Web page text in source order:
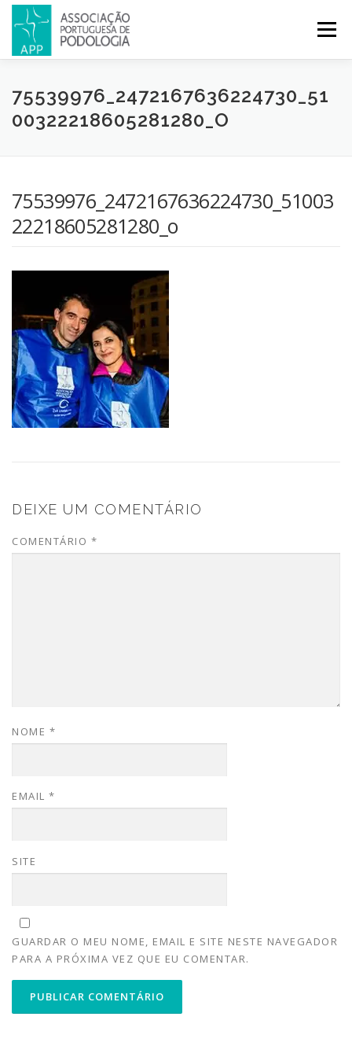
Menu
APP PODOLOGIA LICENCIATURA EM PODOLOGIA
CONGRESSOS REVISTA CONTACTOS
75539976_2472167636224730_51
00322218605281280_O
75539976_2472167636224730_51003
22218605281280_o
DEIXE UM COMENTÁRIO
COMENTÁRIO *
NOME *
EMAIL *
SITE
GUARDAR O MEU NOME, EMAIL E SITE NESTE NAVEGADOR
PARA A PRÓXIMA VEZ QUE EU COMENTAR.